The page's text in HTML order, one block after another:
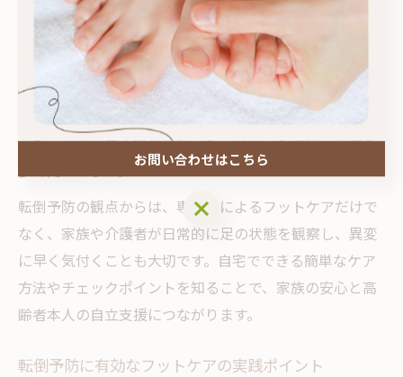
具体的には、巻き爪や肥厚爪の処置、足裏の角質除去、
保湿などが挙げられます。これらのケアを通じて足底の
感覚が保たれ、靴ずれや痛みの予防にもつながります。
実際、フットケアを継続的に行うことで「歩きやすくな
った」「外出する機会が増えた」といった高齢者の声も
転倒予防の観点からは、専門家によるフットケアだけで
なく、家族や介護者が日常的に足の状態を観察し、異変
に早く気付くことも大切です。自宅でできる簡単なケア
方法やチェックポイントを知ることで、家族の安心と高
齢者本人の自立支援につながります。
転倒予防に有効なフットケアの実践ポイント
お問い合わせはこちら
お問い合わせはこちら